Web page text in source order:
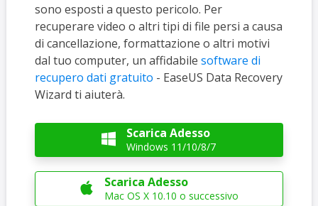
sono esposti a questo pericolo. Per
recuperare video o altri tipi di file persi a causa
di cancellazione, formattazione o altri motivi
dal tuo computer, un affidabile software di
recupero dati gratuito - EaseUS Data Recovery
Wizard ti aiuterà.
 Scarica Adesso
Windows 11/10/8/7
 Scarica Adesso
Mac OS X 10.10 o successivo